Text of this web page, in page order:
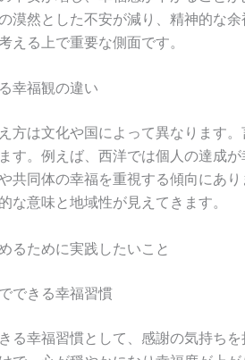
漠然とした不安が減り、精神的な
える上で重要な側面です。
幸福観の違い
方は文化や国によって異なります
す。例えば、西洋では個人の達成
共同体の幸福を重視する傾向にあ
な意味と地域性が見えてきます。
るために実践したいこと
できる幸福習慣
る幸福習慣として、感謝の気持ち